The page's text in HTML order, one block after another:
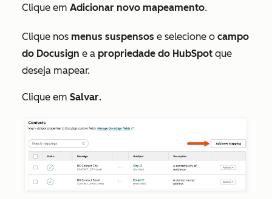
Clique em Adicionar novo mapeamento.
Clique nos menus suspensos e selecione o campo
do Docusign e a propriedade do HubSpot que
deseja mapear.
Clique em Salvar.